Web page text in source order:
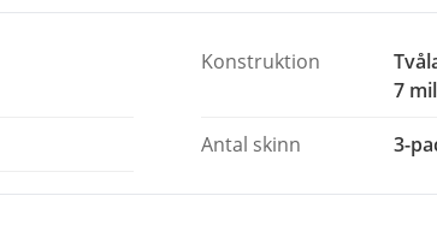
i en mix.
Konstruktion
7
Antal skinn 3-